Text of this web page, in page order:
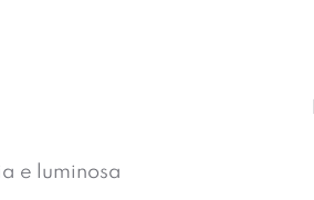
e luminosa